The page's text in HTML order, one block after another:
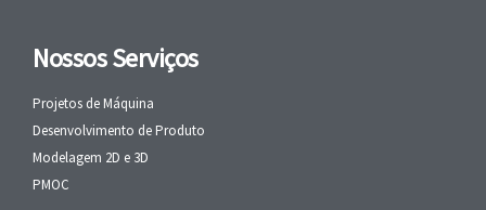
Nossos Serviços
Projetos de Máquina
Desenvolvimento de Produto
Modelagem 2D e 3D
PMOC